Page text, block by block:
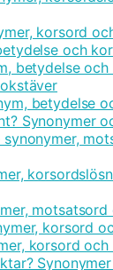
korsord
och
betydelse
betydelse
Synonymer
synonymer,
korsord
korsord